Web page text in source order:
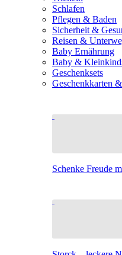
Schlafen
Pflegen & Baden
Sicherheit &
Reisen &
Baby Ernährung
Baby &
Geschenksets
Geschenkkarten
Schenke Freude